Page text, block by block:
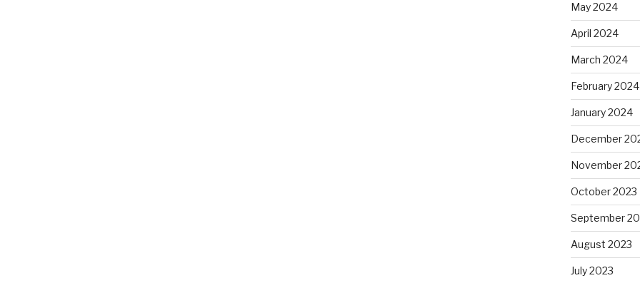
May 2024
April 2024
March 2024
February 2024
January 2024
December
November
October 2023
September
August 2023
July 2023